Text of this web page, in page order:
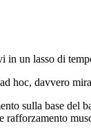
in un lasso di
hoc, davvero
sulla base del